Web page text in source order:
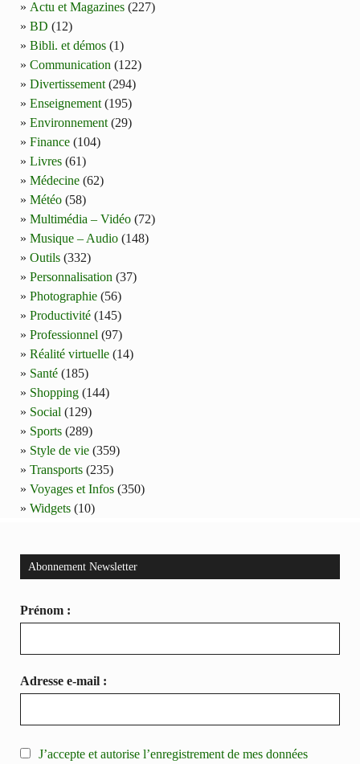
Actu et Magazines (227)
BD (12)
Bibli. et démos (1)
Communication (122)
Divertissement (294)
Enseignement (195)
Environnement (29)
Finance (104)
Livres (61)
Médecine (62)
Météo (58)
Multimédia – Vidéo (72)
Musique – Audio (148)
Outils (332)
Personnalisation (37)
Photographie (56)
Productivité (145)
Professionnel (97)
Réalité virtuelle (14)
Santé (185)
Shopping (144)
Social (129)
Sports (289)
Style de vie (359)
Transports (235)
Voyages et Infos (350)
Widgets (10)
Abonnement Newsletter
Prénom :
Adresse e-mail :
J’accepte et autorise l’enregistrement de mes données